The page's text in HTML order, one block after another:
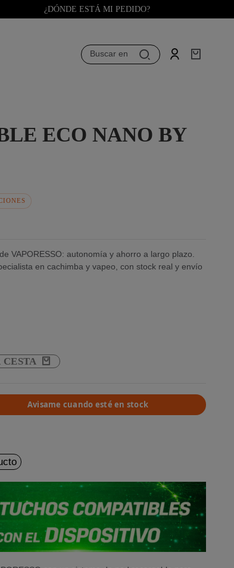
¿DÓNDE ESTÁ MI PEDIDO?
Buscar en
ECO NANO BY
VAPORESSO: autonomía y ahorro a largo plazo.
en cachimba y vapeo, con stock real y envío
Avisame cuando esté en stock